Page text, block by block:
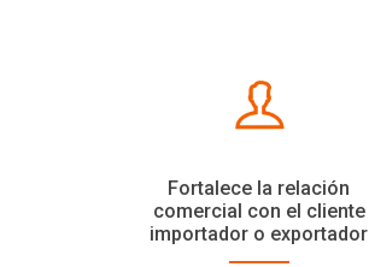
Fortalece la relación
comercial con el cliente
importador o exportador